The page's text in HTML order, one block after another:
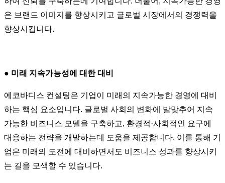
은 브랜드 이미지를 향상시키고 글로벌 시장에서의 경쟁력을
향상시킵니다.
● 미래 지속가능성에 대한 대비
에코바디스 컨설팅은 기업이 미래의 지속가능한 경영에 대비
하는 핵심 요소입니다. 글로벌 사회의 변화에 발맞추어 지속
가능한 비즈니스 모델을 구축하고, 환경적·사회적인 요구에
대응하는 전략을 개발하는데 도움을 제공합니다. 이를 통해 기
업은 미래의 도전에 대비하면서도 비즈니스 성과를 향상시키
는 길을 모색할 수 있습니다.